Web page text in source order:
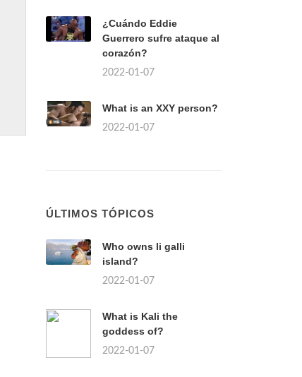
¿Cuándo Eddie
Guerrero sufre ataque al
corazón?
2022-01-07
What is an XXY person?
2022-01-07
ÚLTIMOS TÓPICOS
Who owns li galli
island?
2022-01-07
What is Kali the
goddess of?
2022-01-07